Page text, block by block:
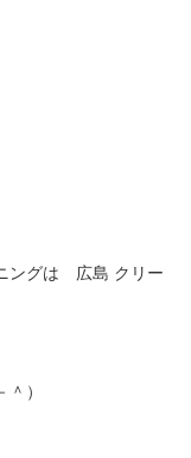
ングは 広島 クリー
）